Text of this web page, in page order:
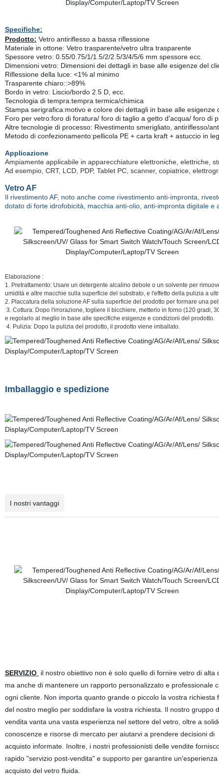
Specifiche:
Prodotto: Vetro antiriflesso a bassa riflessione
Materiale in ottone: Vetro trasparente/vetro ultra trasparente
Spessore vetro: 0.55/0.75/1/1.5/2/2.5/3/4/5/6 mm spessore ecc.
Dimensioni vetro: Dimensioni dei dettagli in base alle esigenze del
Riflessione della luce: <1% al minimo
Trasparente chiaro::>89%
Bordo in vetro: Liscio/bordo 2.5 D, ecc.
Tecnologia di tempra:tempra termica/chimica
Stampa serigrafica:motivo e colore dei dettagli in base alle esigenze
Foro per vetro:foro di foratura/ foro di taglio a getto d'acqua/ foro di
Altre tecnologie di processo: Rivestimento smerigliato, antiriflesso/
Metodo di confezionamento:pellicola PE + carta kraft + astuccio in
Applicazione
Ampiamente applicabile in apparecchiature elettroniche, elettriche,
Ad esempio, CRT, LCD, PDP, Tablet PC, scanner, copiatrice,
Vetro AF
Il rivestimento AF, noto anche come rivestimento anti-impronta,
dotato di forte idrofobicità, macchia anti-olio, anti-impronta digitale e
Elaborazione :
1. Pretrattamento: Usare un detergente alcalino debole o un solvente per
umidità e altre macchie sulla superficie del substrato, e l'effetto della pulizia a
2. Placcatura della soluzione AF sulla superficie del prodotto per formare una
3. Cottura: Dopo l'irrorazione, togliere il bicchiere, metterlo in forno (120 gradi,
e regolarlo al meglio in base alle specifiche esigenze e condizioni del prodotto.
4. Pulizia: Dopo la pulizia del prodotto, il prodotto viene imballato.
Imballaggio e spedizione
I nostri vantaggi
SERVIZIO il nostro obiettivo non è solo quello di fornire vetro di alta
ma anche di mantenere un rapporto personalizzato e professionale
ogni cliente. Non importa quanto grande o piccolo la vostra richiesta
del nostro meglio per soddisfare la vostra richiesta. Il nostro gruppo
vendita vanta una vasta esperienza nel settore del vetro, oltre a
conoscenze e risorse di mercato per aiutarvi a prendere decisioni di
acquisto informate. Inoltre, i nostri professionisti delle vendite
rapido "servizio post-vendita" e supporto per garantire un'esperienza
acquisto del vetro fluida.